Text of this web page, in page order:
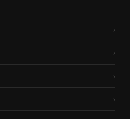
›
›
›
›